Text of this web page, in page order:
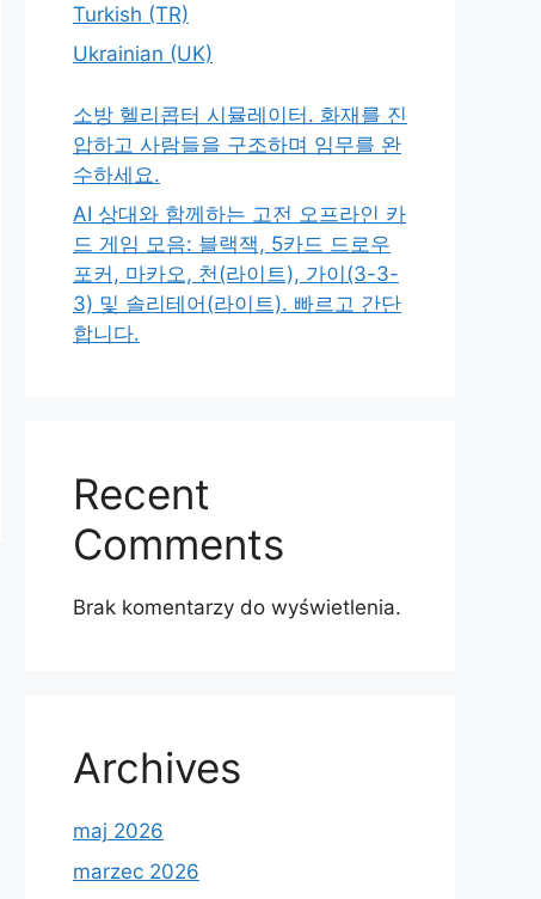
Turkish (TR)
Ukrainian (UK)
소방 헬리콥터 시뮬레이터. 화재를 진
압하고 사람들을 구조하며 임무를 완
수하세요.
AI 상대와 함께하는 고전 오프라인 카
드 게임 모음: 블랙잭, 5카드 드로우
포커, 마카오, 천(라이트), 가이(3-3-
3) 및 솔리테어(라이트). 빠르고 간단
합니다.
Recent
Comments
Brak komentarzy do wyświetlenia.
Archives
maj 2026
marzec 2026